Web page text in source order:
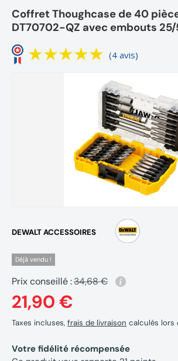
Coffret Thoughcase de 40
DT70702-QZ avec embouts
(4 avis)
DEWALT ACCESSOIRES
Déjà vendu !
Prix conseillé :34,68 €
21,90 €
Taxes incluses, frais de livraison calculés lors
Votre fidélité récompensée